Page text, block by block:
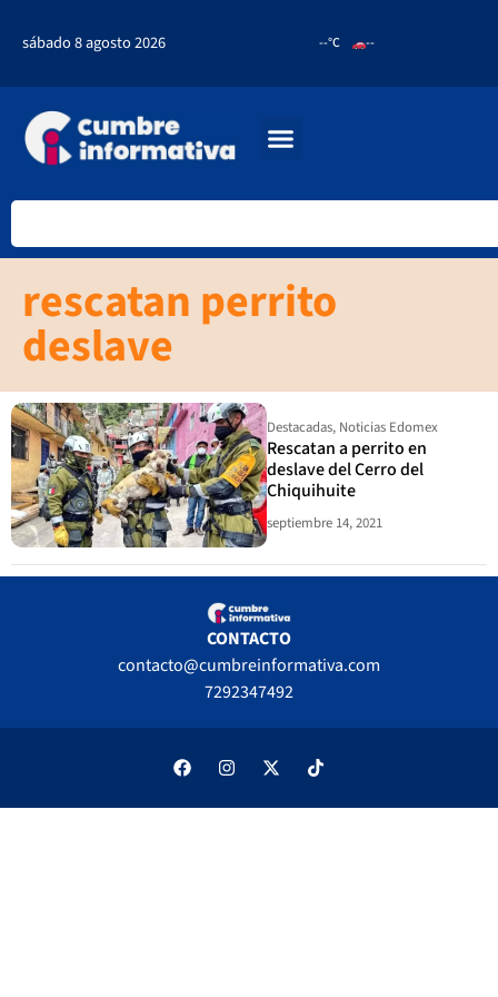
sábado 8 agosto 2026 --°C --
rescatan perrito
deslave
Destacadas, Noticias Edomex
Rescatan a perrito en
deslave del Cerro del
Chiquihuite
septiembre 14, 2021
CONTACTO
contacto@cumbreinformativa.com
7292347492